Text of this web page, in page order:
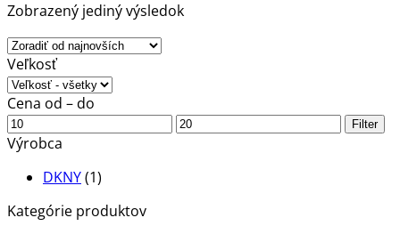
Zobrazený jediný výsledok
Veľkosť
Cena od – do
Minimálna
cena
Maximálna
Filter
Výrobca
DKNY(1)
Kategórie produktov